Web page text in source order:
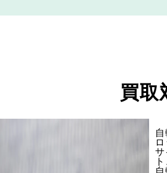
買取
サ